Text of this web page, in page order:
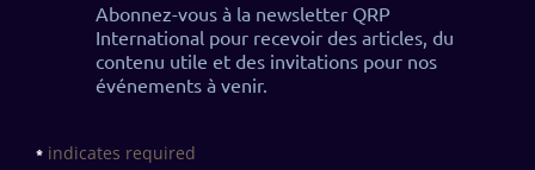
Abonnez-vous à la newsletter QRP
International pour recevoir des articles, du
contenu utile et des invitations pour nos
événements à venir.
* indicates required